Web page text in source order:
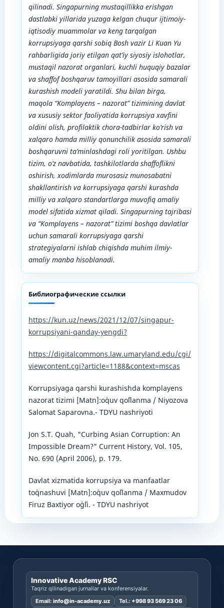
qilinadi. Singapurning mustaqillikka erishgan
dastlabki yillarida yuzaga kelgan chuqur ijtimoiy-
iqtisodiy muammolar va keng tarqalgan
korrupsiyaga qarshi sobiq Bosh vazir Li Kuan Yu
rahbarligida joriy etilgan qat’iy siyosiy islohotlar,
mustaqil nazorat organlari, kuchli huquqiy bazalar
va shaffof boshqaruv tamoyillari asosida samarali
kurashish modeli yaratildi. Shu bilan birga,
maqola “Komplayens – nazorat” tizimining davlat
va xususiy sektor faoliyatida korrupsiya xavfini
oldini olish, profilaktik chora-tadbirlar ko‘rish va
xalqaro hamdamilliy qonunchilik asosida samarali
boshqaruvni ta’minlashdagi roli yoritilgan. Ushbu
tizim, o‘z navbatida, tashkilotlarda shaffoflikni
oshirish, xodimlarda murosasiz munosabatni
shakllantirish va korrupsiyaga qarshi kurashda
milliy va xalqaro standartlarga muvofiq amaliy
model sifatida xizmat qiladi. Singapurning tajribasi
va “Komplayens – nazorat” tizimi boshqa davlatlar
uchun samarali korrupsiyaga qarshi
strategiyalarni ishlab chiqishda muhim ilmiy-
amaliy manba hisoblanadi.
Библиографические ссылки
https://kun.uz/news/2021/12/07/singapur-
korrupsiyani-qanday-yengdi?
https://digitalcommons.law.umaryland.edu/cgi/
viewcontent.cgi?article=1188&context=mscas
Korrupsiyaga qarshi kurashishda komplayens
nazorat tizimi [Matn]:o`quv qo`llanma / Niyozova
Salomat Saparovna.- TDYU nashriyoti
Jon S.T. Quah, "Curbing Asian Corruption: An
Impossible Dream?" Current History, Vol. 105,
No. 690 (April 2006), p. 179.
Davlat xizmatida korrupsiya va manfaatlar
to`qnashuvi [Matn]:o`quv qo`llanma / Maxmudov
Firuz Baxtiyor o`g`li. - TDYU nashriyot
Innovative Academy RSC
Taqriz qilinadigan jurnallar va konferensiyalar.
Email: info@in-academy.uz Tel.: +998 93 569 23 06